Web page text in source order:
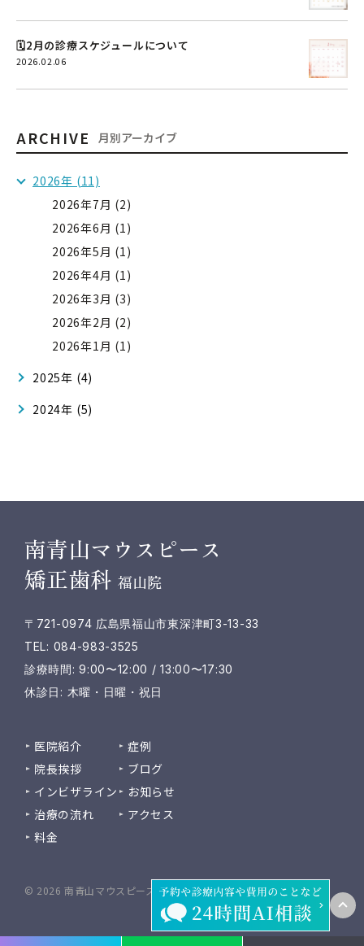
🗓️2月の診療スケジュールについて
2026.02.06
ARCHIVE 月別アーカイブ
2026年 (11)
2026年7月 (2)
2026年6月 (1)
2026年5月 (1)
2026年4月 (1)
2026年3月 (3)
2026年2月 (2)
2026年1月 (1)
2025年 (4)
2024年 (5)
南青山マウスピース
矯正歯科 福山院
〒721-0974 広島県福山市東深津町3-13-33
TEL: 084-983-3525
診療時間: 9:00〜12:00 / 13:00〜17:30
休診日: 木曜・日曜・祝日
医院紹介
院長挨拶
インビザライン
治療の流れ
料金
症例
ブログ
お知らせ
アクセス
© 2026 南青山マウスピース矯正歯科 福山院 / 医療法人雅会